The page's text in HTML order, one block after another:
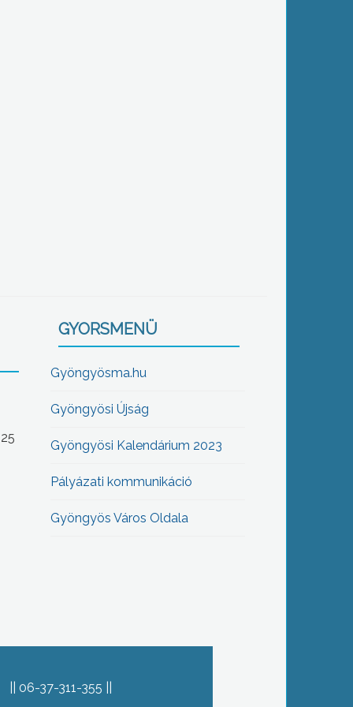
GYORSMENÜ
Gyöngyösma.hu
Gyöngyösi Újság
Gyöngyösi Kalendárium 2023
Pályázati kommunikáció
Gyöngyös Város Oldala
06-37-311-355